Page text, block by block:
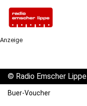
Anzeige
© Radio Emscher
Buer-Voucher